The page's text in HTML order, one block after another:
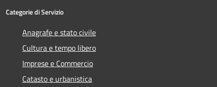
Categorie di Servizio
Anagrafe e stato civile
Cultura e tempo libero
Imprese e Commercio
Catasto e urbanistica